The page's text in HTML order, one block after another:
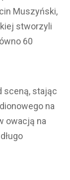
Muszyński,
stworzyli
60
sceną, stając
na
owacją na